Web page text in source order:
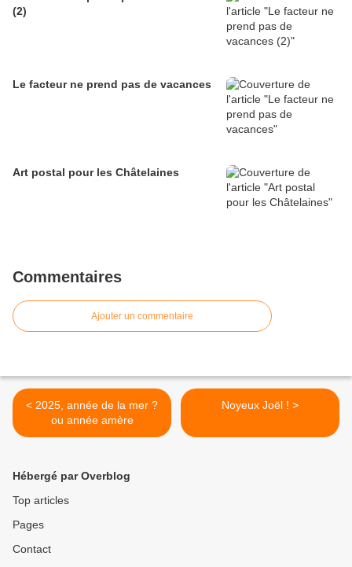
(2)
Le facteur ne prend pas de vacances
Art postal pour les Châtelaines
Commentaires
Ajouter un commentaire
< 2025, année de la mer ?
ou année amère
Noyeux Joël ! >
Hébergé par Overblog
Top articles
Pages
Contact